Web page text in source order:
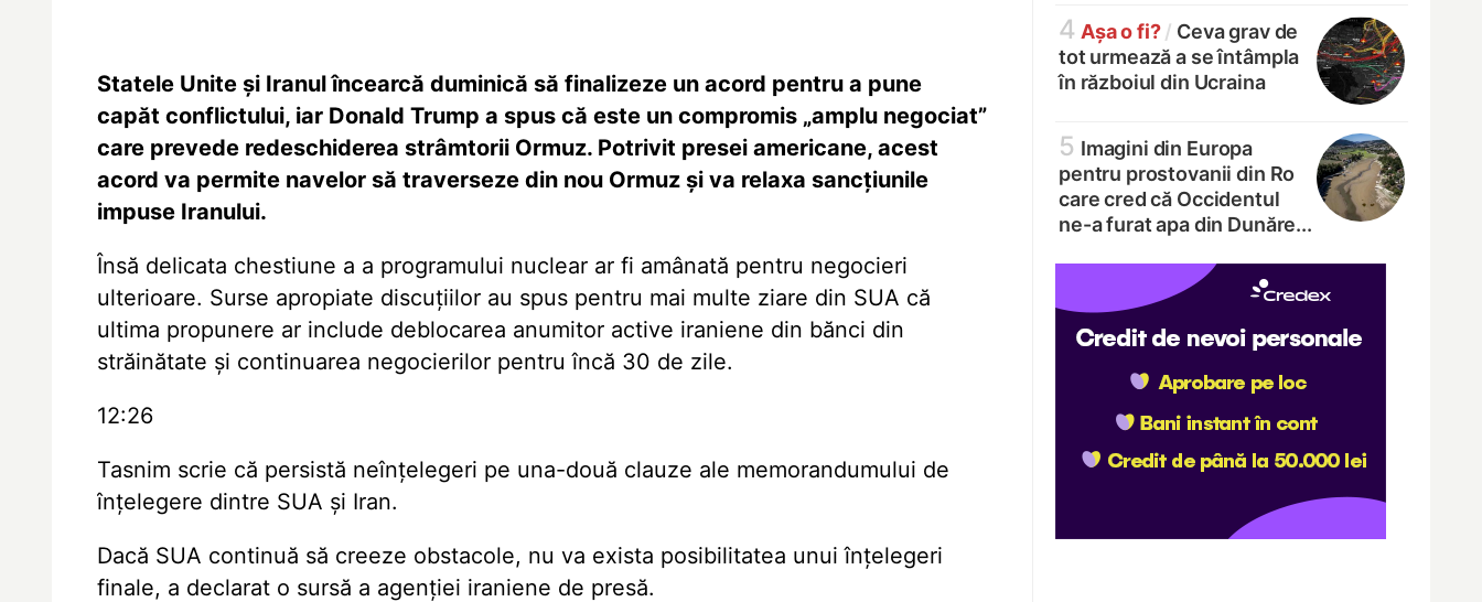
4 Așa o fi? / Ceva grav de
tot urmează a se întâmpla
în războiul din Ucraina
5 Imagini din Europa
pentru prostovanii din Ro
care cred că Occidentul
ne-a furat apa din Dunăre...
Statele Unite și Iranul încearcă duminică să finalizeze un acord pentru a pune
capăt conflictului, iar Donald Trump a spus că este un compromis „amplu negociat”
care prevede redeschiderea strâmtorii Ormuz. Potrivit presei americane, acest
acord va permite navelor să traverseze din nou Ormuz și va relaxa sancțiunile
impuse Iranului.
Însă delicata chestiune a a programului nuclear ar fi amânată pentru negocieri
ulterioare. Surse apropiate discuțiilor au spus pentru mai multe ziare din SUA că
ultima propunere ar include deblocarea anumitor active iraniene din bănci din
străinătate și continuarea negocierilor pentru încă 30 de zile.
12:26
Tasnim scrie că persistă neînțelegeri pe una-două clauze ale memorandumului de
înțelegere dintre SUA și Iran.
Dacă SUA continuă să creeze obstacole, nu va exista posibilitatea unui înțelegeri
finale, a declarat o sursă a agenției iraniene de presă.